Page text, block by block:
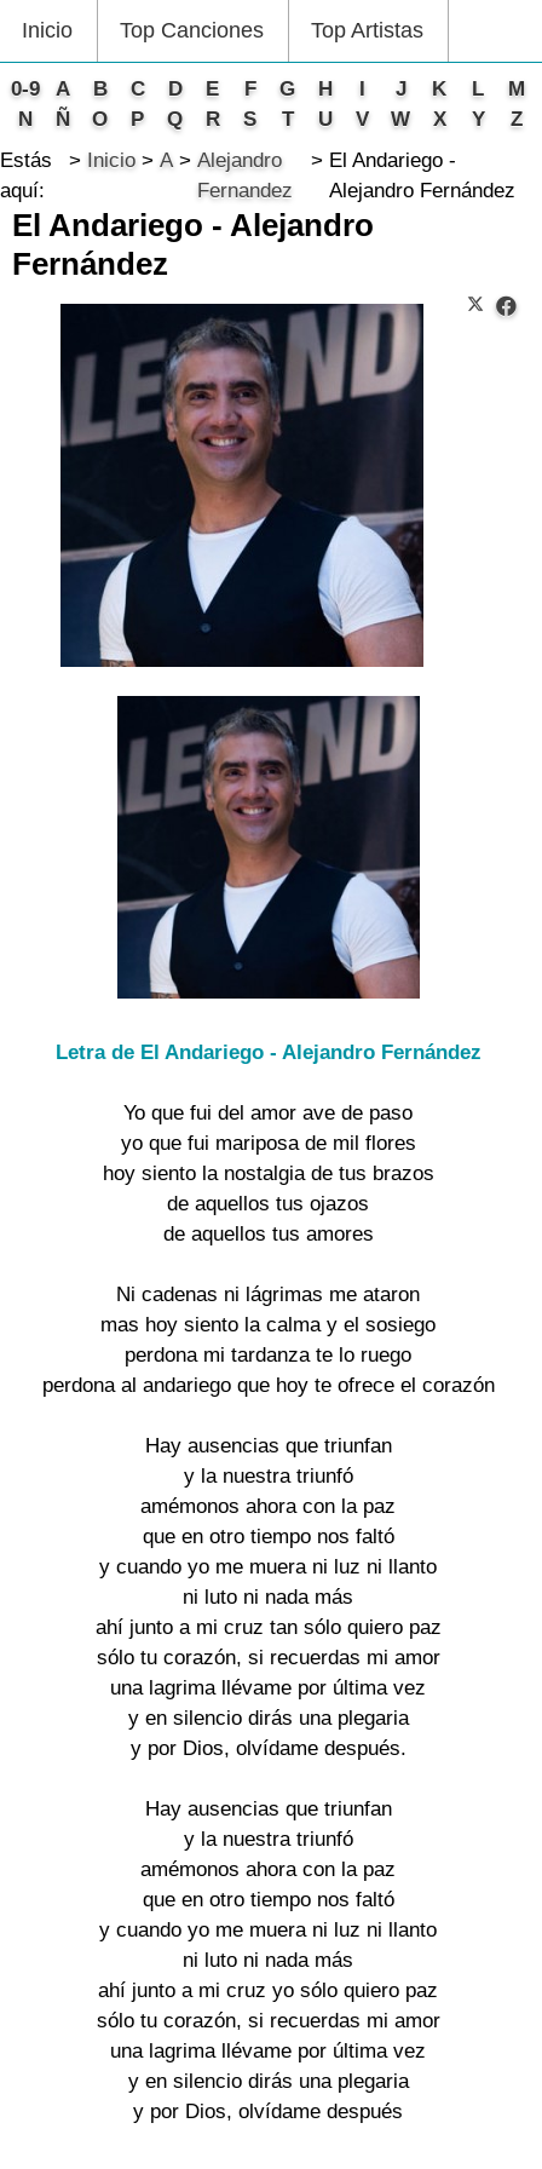
Inicio Top Canciones Top Artistas
0-9 A B C D E F G H I J K L
M
N
Ñ O P Q R S T U V W X Y
Z
Estás
aquí:
Inicio A
Alejandro
Fernandez
El Andariego -
Alejandro Fernández
El Andariego - Alejandro
Fernández
Letra de El Andariego - Alejandro Fernández
Yo que fui del amor ave de paso
yo que fui mariposa de mil flores
hoy siento la nostalgia de tus brazos
de aquellos tus ojazos
de aquellos tus amores
Ni cadenas ni lágrimas me ataron
mas hoy siento la calma y el sosiego
perdona mi tardanza te lo ruego
perdona al andariego que hoy te ofrece el corazón
Hay ausencias que triunfan
y la nuestra triunfó
amémonos ahora con la paz
que en otro tiempo nos faltó
y cuando yo me muera ni luz ni llanto
ni luto ni nada más
ahí junto a mi cruz tan sólo quiero paz
sólo tu corazón, si recuerdas mi amor
una lagrima llévame por última vez
y en silencio dirás una plegaria
y por Dios, olvídame después.
Hay ausencias que triunfan
y la nuestra triunfó
amémonos ahora con la paz
que en otro tiempo nos faltó
y cuando yo me muera ni luz ni llanto
ni luto ni nada más
ahí junto a mi cruz yo sólo quiero paz
sólo tu corazón, si recuerdas mi amor
una lagrima llévame por última vez
y en silencio dirás una plegaria
y por Dios, olvídame después